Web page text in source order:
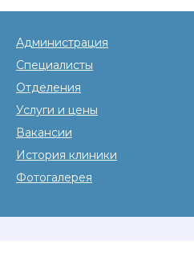
Администрация
Специалисты
Отделения
Услуги и цены
Вакансии
История клиники
Фотогалерея